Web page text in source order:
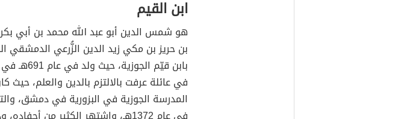
ابن القيم
هو شمس الدين أبو عبد الله محمد بن أبي
بن حريز بن مكي زيد الدين الزُّرعي الدمشقي
بابن قيّم
في عائلة عرفت بالالتزم بالدين والعلم، حيث
المدرسة الجوزية في البزورية في دمشق،